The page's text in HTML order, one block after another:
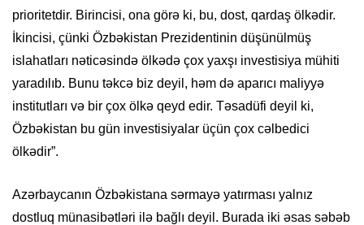
prioritetdir. Birincisi, ona görə ki, bu, dost, qardaş ölkədir.
İkincisi, çünki Özbəkistan Prezidentinin düşünülmüş
islahatları nəticəsində ölkədə çox yaxşı investisiya mühiti
yaradılıb. Bunu təkcə biz deyil, həm də aparıcı maliyyə
institutları və bir çox ölkə qeyd edir. Təsadüfi deyil ki,
Özbəkistan bu gün investisiyalar üçün çox cəlbedici
ölkədir”.
Azərbaycanın Özbəkistana sərmayə yatırması yalnız
dostluq münasibətləri ilə bağlı deyil. Burada iki əsas səbəb